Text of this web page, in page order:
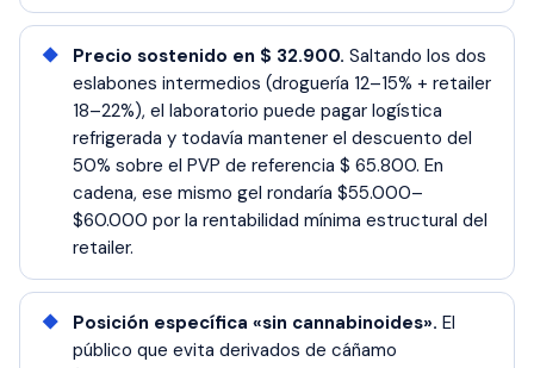
Precio sostenido en $ 32.900. Saltando los dos
eslabones intermedios (droguería 12–15% + retailer
18–22%), el laboratorio puede pagar logística
refrigerada y todavía mantener el descuento del
50% sobre el PVP de referencia $ 65.800. En
cadena, ese mismo gel rondaría $55.000–
$60.000 por la rentabilidad mínima estructural del
retailer.
Posición específica «sin cannabinoides». El
público que evita derivados de cáñamo